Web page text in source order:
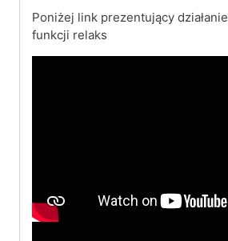
Poniżej link prezentujący
funkcji relaks